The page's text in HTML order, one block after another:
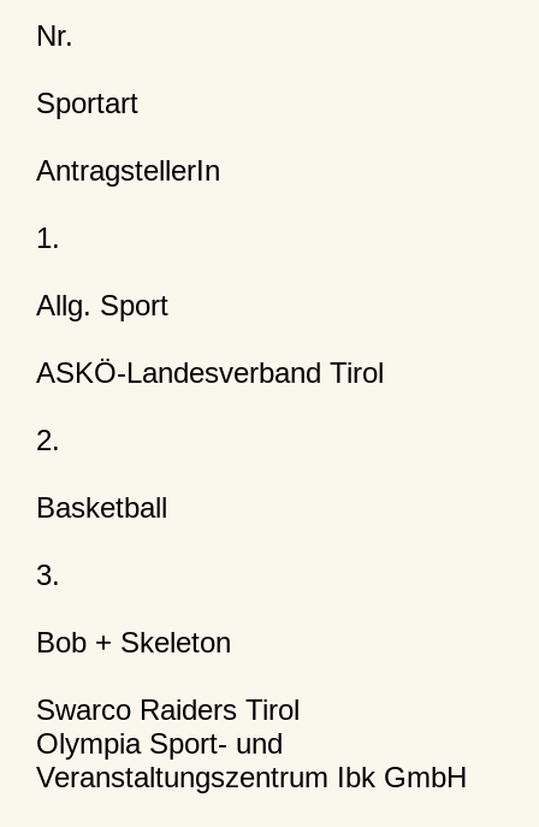
Nr.
Sportart
AntragstellerIn
1.
Allg. Sport
ASKÖ-Landesverband Tirol
2.
Basketball
3.
Bob + Skeleton
Swarco Raiders Tirol
Olympia Sport- und
Veranstaltungszentrum Ibk GmbH